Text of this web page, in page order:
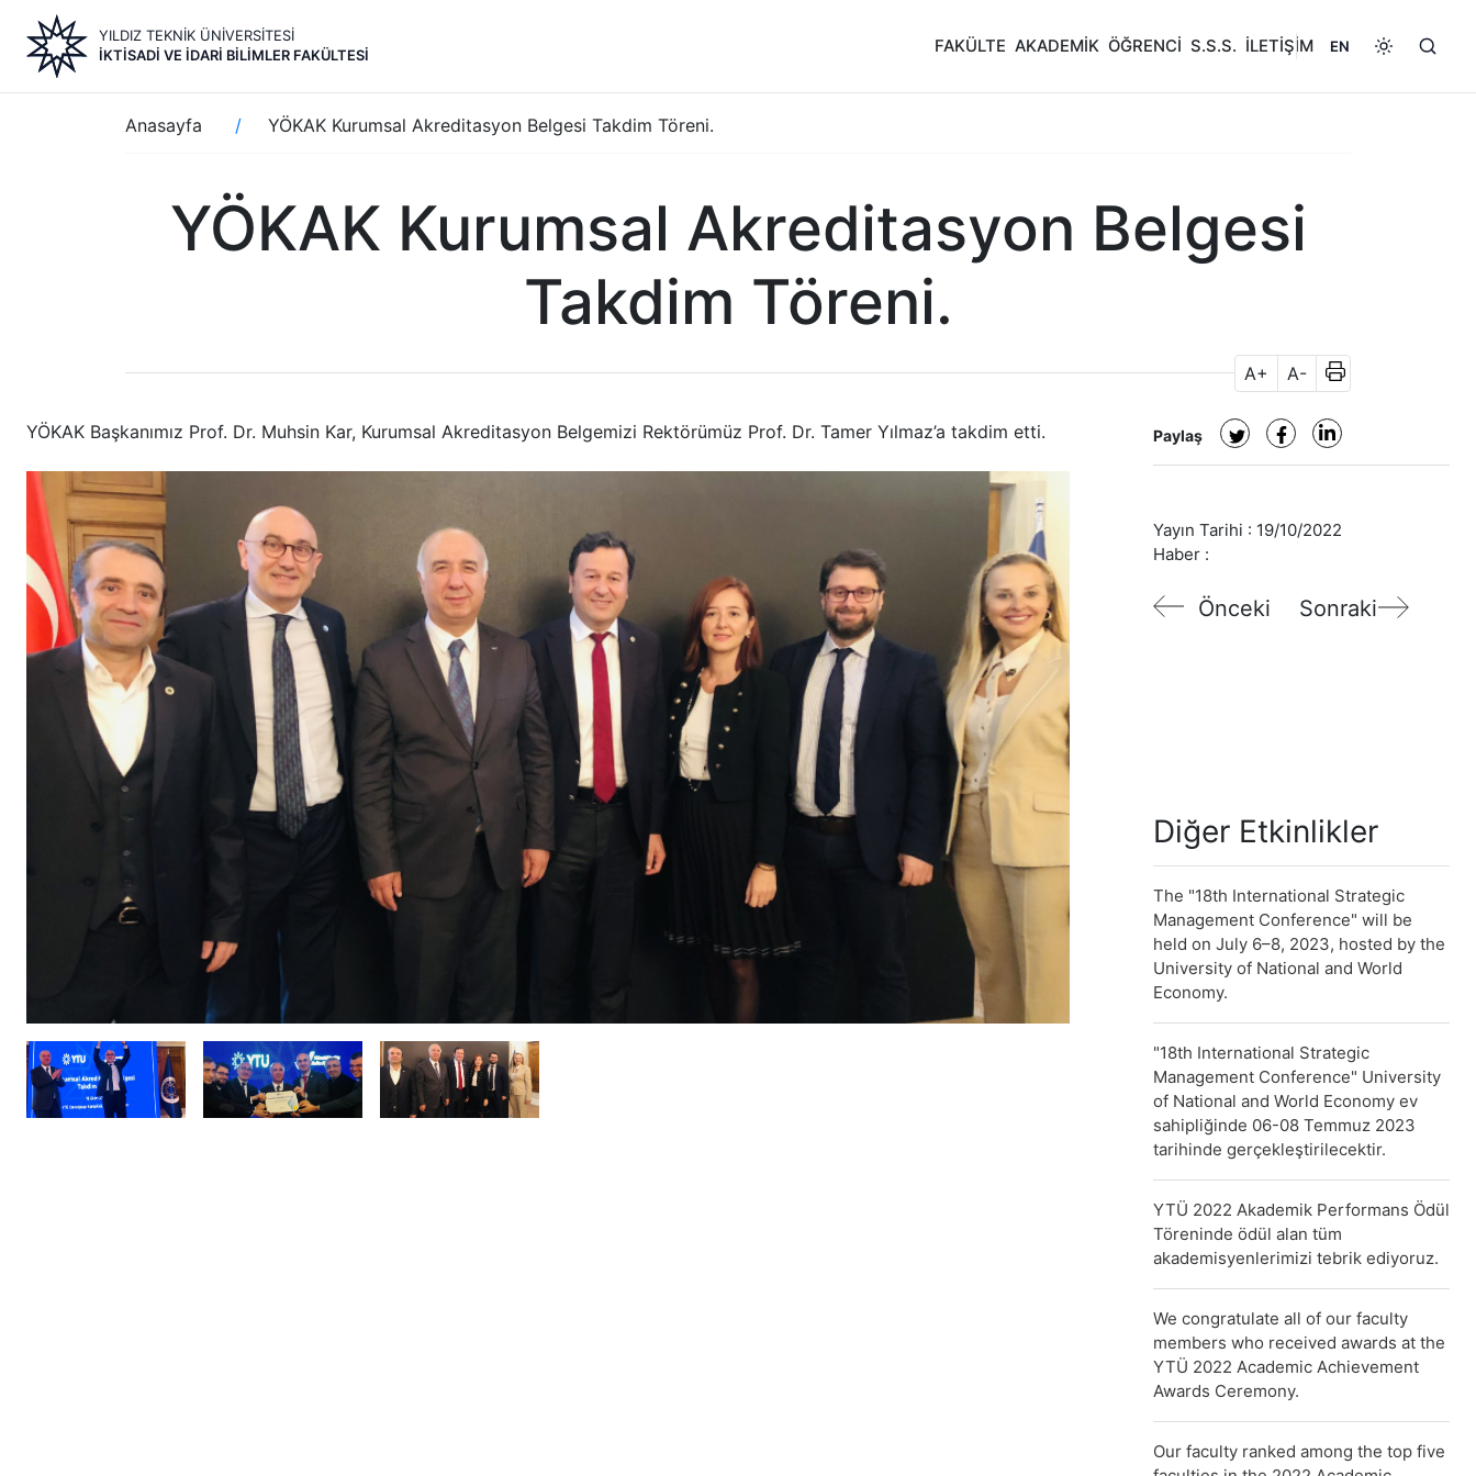
içeriğe
YILDIZ TEKNİK ÜNİVERSİTESİ
İKTİSADİ VE İDARİ BİLİMLER FAKÜLTESİ
FAKÜLTE AKADEMİK ÖĞRENCİ S.S.S. İLETİŞİM EN
Sayfa
yolu
Anasayfa YÖKAK Kurumsal Akreditasyon Belgesi Takdim Töreni.
YÖKAK Kurumsal Akreditasyon Belgesi
Takdim Töreni.
A+ A-
YÖKAK Başkanımız Prof. Dr. Muhsin Kar, Kurumsal Akreditasyon Belgemizi Rektörümüz Prof. Dr. Tamer Yılmaz’a takdim etti. Paylaş
Yayın Tarihi : 19/10/2022
Haber :
Önceki Sonraki
Diğer Etkinlikler
The "18th International Strategic
Management Conference" will be
held on July 6–8, 2023, hosted by the
University of National and World
Economy.
"18th International Strategic
Management Conference" University
of National and World Economy ev
sahipliğinde 06-08 Temmuz 2023
tarihinde gerçekleştirilecektir.
YTÜ 2022 Akademik Performans Ödül
Töreninde ödül alan tüm
akademisyenlerimizi tebrik ediyoruz.
We congratulate all of our faculty
members who received awards at the
YTÜ 2022 Academic Achievement
Awards Ceremony.
Our faculty ranked among the top five